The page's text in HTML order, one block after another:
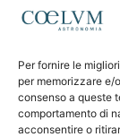
Per fornire le
per memorizzare e/
consenso a queste
comportamento di
acconsentire o